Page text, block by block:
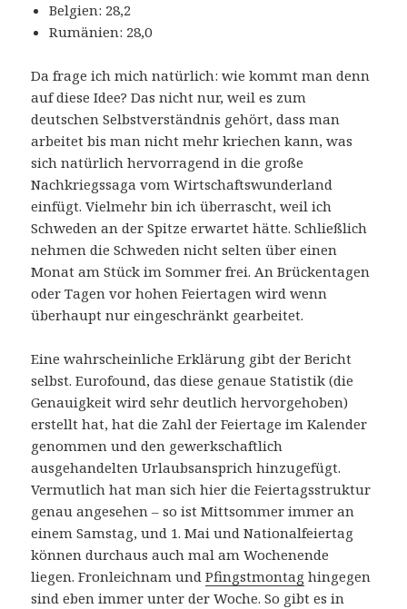
Belgien: 28,2
Rumänien: 28,0
Da frage ich mich natürlich: wie kommt man denn
auf diese Idee? Das nicht nur, weil es zum
deutschen Selbstverständnis gehört, dass man
arbeitet bis man nicht mehr kriechen kann, was
sich natürlich hervorragend in die große
Nachkriegssaga vom Wirtschaftswunderland
einfügt. Vielmehr bin ich überrascht, weil ich
Schweden an der Spitze erwartet hätte. Schließlich
nehmen die Schweden nicht selten über einen
Monat am Stück im Sommer frei. An Brückentagen
oder Tagen vor hohen Feiertagen wird wenn
überhaupt nur eingeschränkt gearbeitet.
Eine wahrscheinliche Erklärung gibt der Bericht
selbst. Eurofound, das diese genaue Statistik (die
Genauigkeit wird sehr deutlich hervorgehoben)
erstellt hat, hat die Zahl der Feiertage im Kalender
genommen und den gewerkschaftlich
ausgehandelten Urlaubsansprich hinzugefügt.
Vermutlich hat man sich hier die Feiertagsstruktur
genau angesehen – so ist Mittsommer immer an
einem Samstag, und 1. Mai und Nationalfeiertag
können durchaus auch mal am Wochenende
liegen. Fronleichnam undPfingstmontag hingegen
sind eben immer unter der Woche. So gibt es in